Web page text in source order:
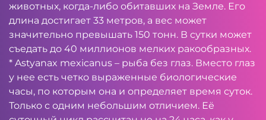
животных, когда-либо обитавших на Земле. Его
длина достигает 33 метров, а вес может
значительно превышать 150 тонн. В сутки может
съедать до 40 миллионов мелких ракообразных.
* Astyanax mexicanus – рыба без глаз. Вместо глаз
у нее есть четко выраженные биологические
часы, по которым она и определяет время суток.
Только с одним небольшим отличием. Её